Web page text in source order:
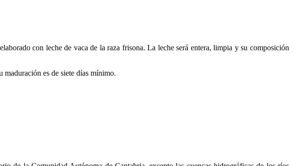
con leche de vaca de la raza frisona. La leche será entera, limpia y su composición
maduración es de siete días mínimo.